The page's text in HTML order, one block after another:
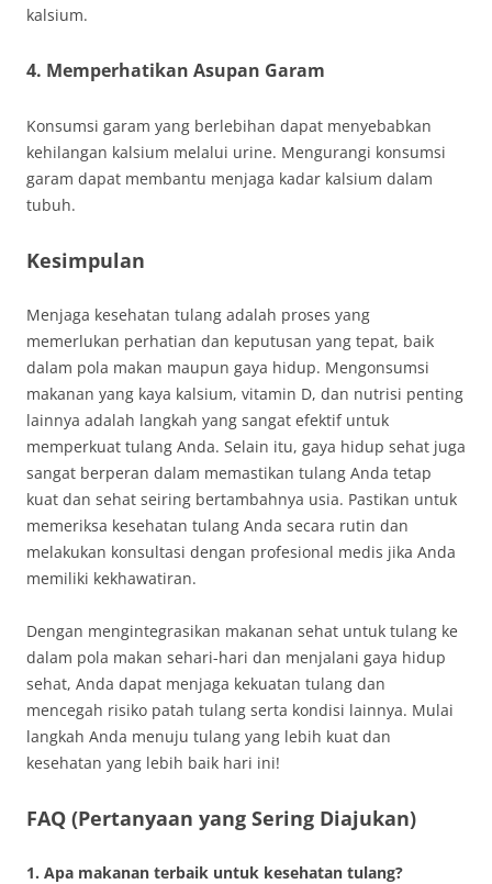
kalsium.
4. Memperhatikan Asupan Garam
Konsumsi garam yang berlebihan dapat menyebabkan
kehilangan kalsium melalui urine. Mengurangi konsumsi
garam dapat membantu menjaga kadar kalsium dalam
tubuh.
Kesimpulan
Menjaga kesehatan tulang adalah proses yang
memerlukan perhatian dan keputusan yang tepat, baik
dalam pola makan maupun gaya hidup. Mengonsumsi
makanan yang kaya kalsium, vitamin D, dan nutrisi penting
lainnya adalah langkah yang sangat efektif untuk
memperkuat tulang Anda. Selain itu, gaya hidup sehat juga
sangat berperan dalam memastikan tulang Anda tetap
kuat dan sehat seiring bertambahnya usia. Pastikan untuk
memeriksa kesehatan tulang Anda secara rutin dan
melakukan konsultasi dengan profesional medis jika Anda
memiliki kekhawatiran.
Dengan mengintegrasikan makanan sehat untuk tulang ke
dalam pola makan sehari-hari dan menjalani gaya hidup
sehat, Anda dapat menjaga kekuatan tulang dan
mencegah risiko patah tulang serta kondisi lainnya. Mulai
langkah Anda menuju tulang yang lebih kuat dan
kesehatan yang lebih baik hari ini!
FAQ (Pertanyaan yang Sering Diajukan)
1. Apa makanan terbaik untuk kesehatan tulang?